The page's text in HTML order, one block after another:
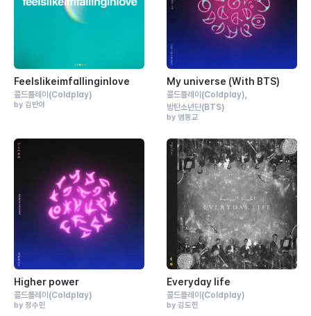
Feelslikeimfallinginlove
콜드플레이 (Coldplay)
by 김반야
My universe (With BTS)
콜드플레이 (Coldplay)
방탄소년단(BTS)
by 염동교
Higher power
콜드플레이 (Coldplay)
by 정수민
Everyday life
콜드플레이 (Coldplay)
by 김도헌